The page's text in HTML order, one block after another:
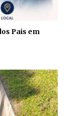
Pais em